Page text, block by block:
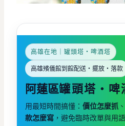
高雄在地｜罐頭塔・啤酒塔
高雄殯儀館到館配送・擺放・落款
阿蓮區罐頭塔・啤
用最短時間搞懂：價位怎麼抓
款怎麼寫 ，避免臨時改單與用